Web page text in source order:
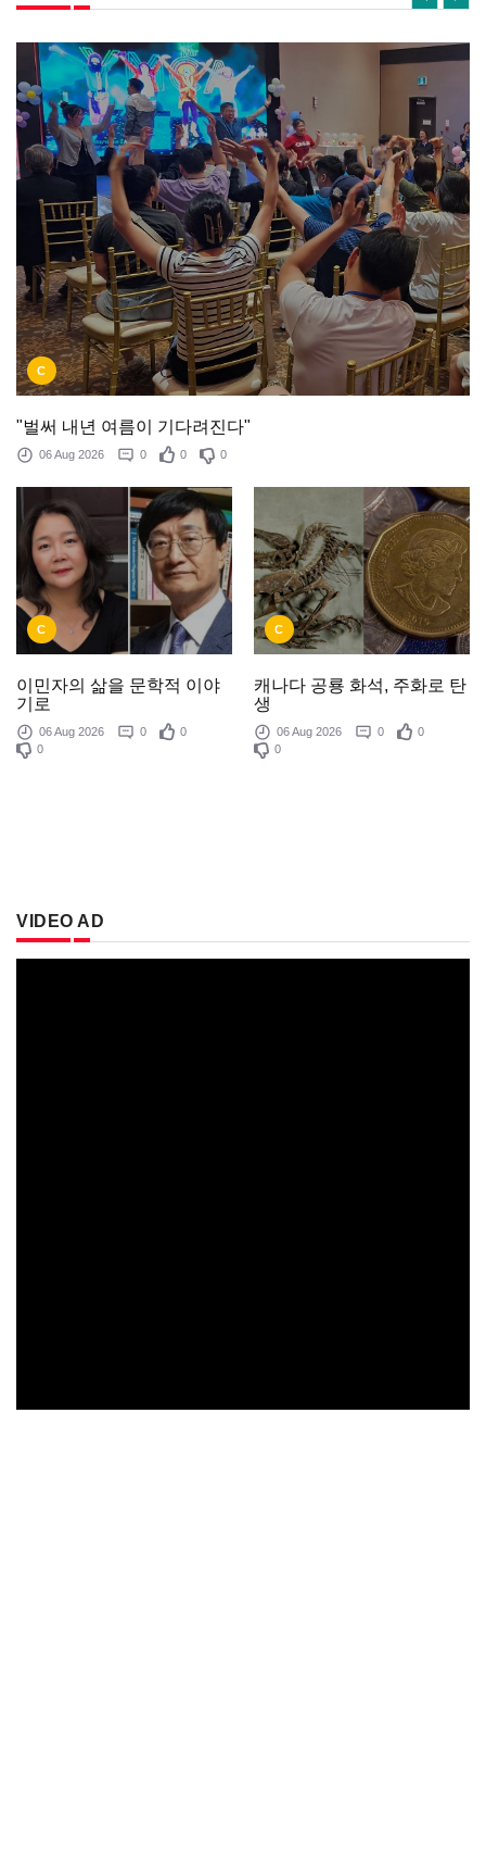
C
"벌써 내년 여름이 기다려진다"
06 Aug 2026 0 0 0
C
이민자의 삶을 문학적 이야
기로
06 Aug 2026 0
0
0
C
캐나다 공룡 화석, 주화로 탄
생
06 Aug 2026 0
0
0
VIDEO AD